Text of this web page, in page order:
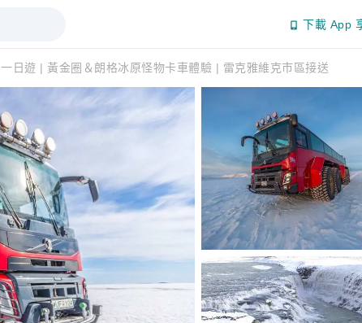
下載 App
一日遊 | 黃金圈＆朗格冰原怪物卡車體驗 | 雷克雅維克市區接送